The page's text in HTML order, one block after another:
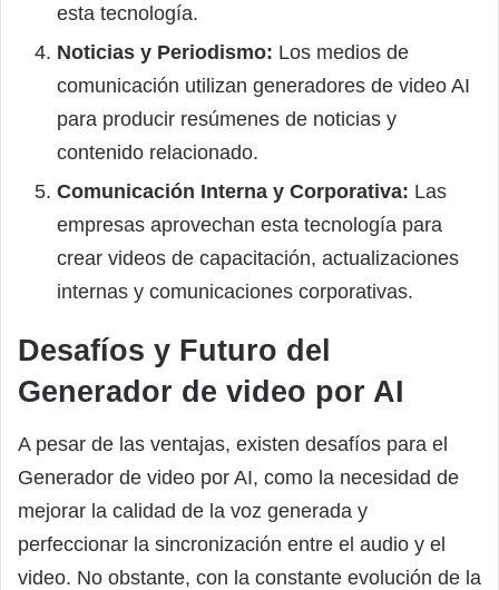
esta tecnología.
Noticias y Periodismo: Los medios de
comunicación utilizan generadores de video AI
para producir resúmenes de noticias y
contenido relacionado.
Comunicación Interna y Corporativa: Las
empresas aprovechan esta tecnología para
crear videos de capacitación, actualizaciones
internas y comunicaciones corporativas.
Desafíos y Futuro del
Generador de video por AI
A pesar de las ventajas, existen desafíos para el
Generador de video por AI, como la necesidad de
mejorar la calidad de la voz generada y
perfeccionar la sincronización entre el audio y el
video. No obstante, con la constante evolución de la